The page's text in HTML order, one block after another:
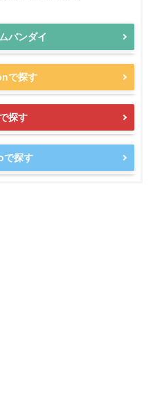
バンダイ
で探す
探す
で探す